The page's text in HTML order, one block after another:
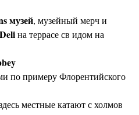
музей, музейный мерч и
на террасе св идом на
по примеру Флорентийского
местные катают с холмов